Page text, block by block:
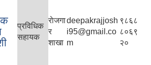
प्रविधिक
सहायक
राेजगा
र
शाखा
deepakrajjosh
i95@gmail.co
m
९८६८
८०६९
२०